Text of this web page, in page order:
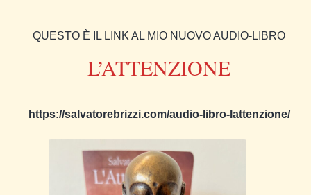
QUESTO È IL LINK AL MIO NUOVO AUDIO-LIBRO
L’ATTENZIONE
https://salvatorebrizzi.com/audio-libro-lattenzione/